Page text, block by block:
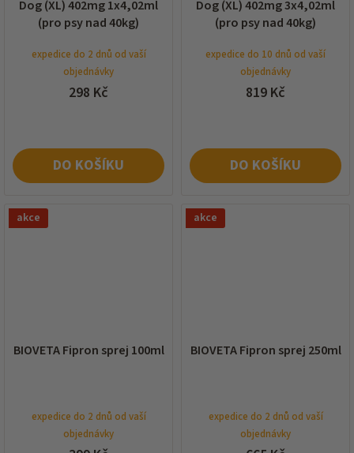
Dog (XL) 402mg 1x4,02ml
(pro psy nad 40kg)
expedice do 2 dnů od vaší
objednávky
298 Kč
DO KOŠÍKU
Dog (XL) 402mg 3x4,02ml
(pro psy nad 40kg)
expedice do 10 dnů od vaší
objednávky
819 Kč
DO KOŠÍKU
akce
BIOVETA Fipron sprej 100ml
expedice do 2 dnů od vaší
objednávky
akce
BIOVETA Fipron sprej 250ml
expedice do 2 dnů od vaší
objednávky